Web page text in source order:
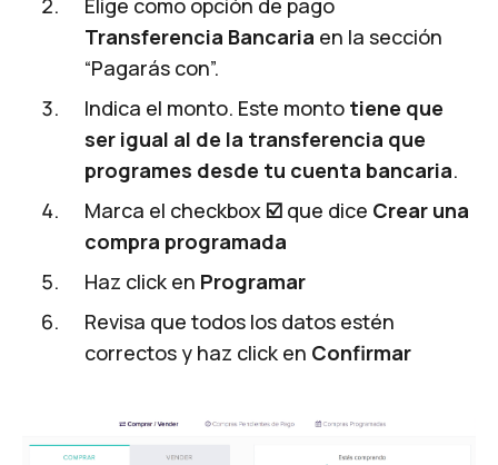
Elige como opción de pago
Transferencia Bancaria en la sección
“Pagarás con”.
Indica el monto. Este monto tiene que
ser igual al de la transferencia que
programes desde tu cuenta bancaria.
Marca el checkbox ☑️ que dice Crear una
compra programada
Haz click en Programar
Revisa que todos los datos estén
correctos y haz click en Confirmar